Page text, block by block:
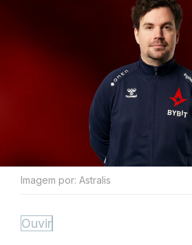
Imagem por: Astralis
Ouvir